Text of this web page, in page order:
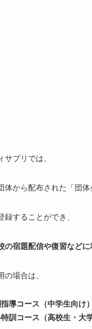
サプリでは、
体から配布された「団
録することができ、
の宿題配信や復習などに
の場合は、
導コース（中学生向け）
訓コース（高校生・大